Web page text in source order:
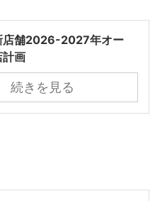
店舗2026-2027年オー
計画
続きを見る